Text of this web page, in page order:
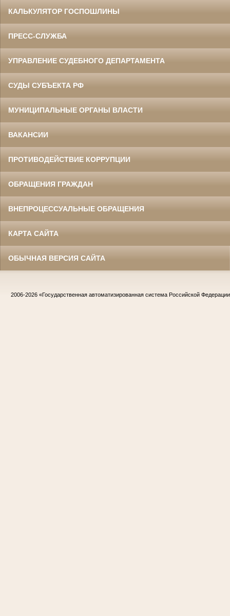
КАЛЬКУЛЯТОР ГОСПОШЛИНЫ
ПРЕСС-СЛУЖБА
УПРАВЛЕНИЕ СУДЕБНОГО ДЕПАРТАМЕНТА
СУДЫ СУБЪЕКТА РФ
МУНИЦИПАЛЬНЫЕ ОРГАНЫ ВЛАСТИ
ВАКАНСИИ
ПРОТИВОДЕЙСТВИЕ КОРРУПЦИИ
ОБРАЩЕНИЯ ГРАЖДАН
ВНЕПРОЦЕССУАЛЬНЫЕ ОБРАЩЕНИЯ
КАРТА САЙТА
ОБЫЧНАЯ ВЕРСИЯ САЙТА
2006-2026 «Государственная автоматизированная система Российской